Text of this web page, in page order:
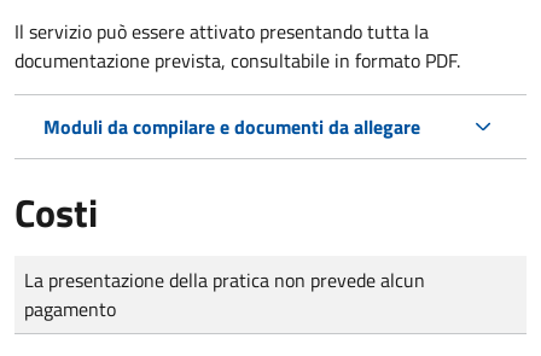
Il servizio può essere attivato presentando tutta la
documentazione prevista, consultabile in formato PDF.
Moduli da compilare e documenti da allegare
Costi
Tipo di pagamento
Importo
La presentazione della pratica non prevede alcun
pagamento